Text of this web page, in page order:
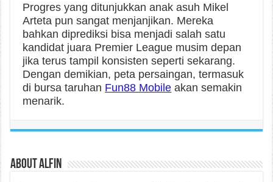
Progres yang ditunjukkan anak asuh Mikel
Arteta pun sangat menjanjikan. Mereka
bahkan diprediksi bisa menjadi salah satu
kandidat juara Premier League musim depan
jika terus tampil konsisten seperti sekarang.
Dengan demikian, peta persaingan, termasuk
di bursa taruhan Fun88 Mobile akan semakin
menarik.
About alfin